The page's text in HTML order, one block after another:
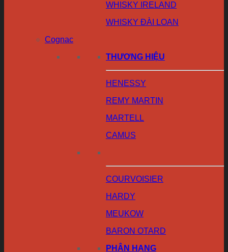
WHISKY IRELAND
WHISKY ĐÀI LOAN
Cognac
THƯƠNG HIỆU
HENESSY
REMY MARTIN
MARTELL
CAMUS
COURVOISIER
HARDY
MEUKOW
BARON OTARD
PHÂN HẠNG